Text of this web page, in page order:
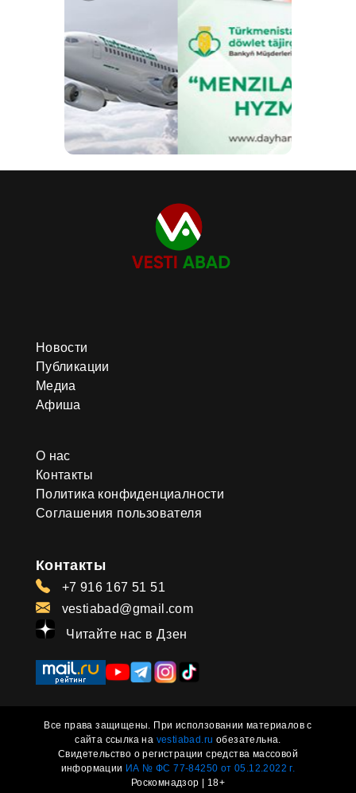
Новости
Публикации
Медиа
Афиша
О нас
Контакты
Политика конфиденциалности
Соглашения пользователя
Контакты
+7 916 167 51 51
vestiabad@gmail.com
Читайте нас в Дзен
Все права защищены. При исползовании материалов с
сайта ссылка на vestiabad.ru обезательна.
Свидетельство о регистрации средства массовой
информации ИА № ФС 77-84250 от 05.12.2022 г.
Роскомнадзор | 18+